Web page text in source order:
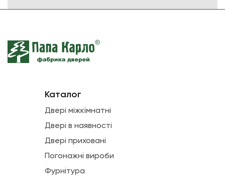
Каталог
Двері міжкімнатні
Двері в наявності
Двері приховані
Погонажні вироби
Фурнітура